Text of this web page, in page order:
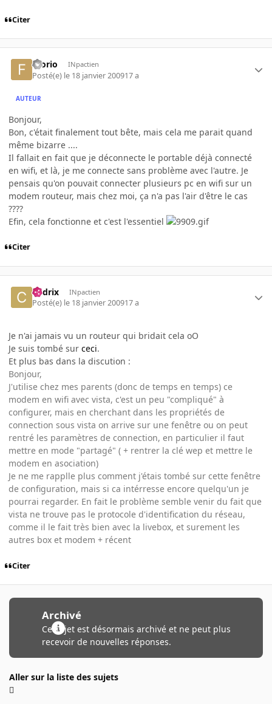
Citer
filorio INpactien
Posté(e) le 18 janvier 200917 a
AUTEUR
Bonjour,
Bon, c'était finalement tout bête, mais cela me parait quand
même bizarre ....
Il fallait en fait que je déconnecte le portable déjà connecté
en wifi, et là, je me connecte sans problème avec l'autre. Je
pensais qu'on pouvait connecter plusieurs pc en wifi sur un
modem routeur, mais chez moi, ça n'a pas l'air d'être le cas
????
Efin, cela fonctionne et c'est l'essentiel
Citer
Cedrix INpactien
Posté(e) le 18 janvier 200917 a
Je n'ai jamais vu un routeur qui bridait cela oO
Je suis tombé sur ceci.
Et plus bas dans la discution :
Bonjour,
J'utilise chez mes parents (donc de temps en temps) ce
modem en wifi avec vista, c'est un peu "compliqué" à
configurer, mais en cherchant dans les propriétés de
connection sous vista on arrive sur une fenêtre ou on peut
rentré les paramètres de connection, en particulier il faut
mettre en mode "partagé" ( + rentrer la clé wep et mettre le
modem en asociation)
Je ne me rapplle plus comment j'étais tombé sur cette fenêtre
de configuration, mais si ca intérresse encore quelqu'un je
pourrai regarder. En fait le problème semble venir du fait que
vista ne trouve pas le protocole d'identification du réseau,
comme il le fait très bien avec la livebox, et surement les
autres box et modem + récent
Citer
Archivé
Ce sujet est désormais archivé et ne peut plus
recevoir de nouvelles réponses.
Aller sur la liste des sujets